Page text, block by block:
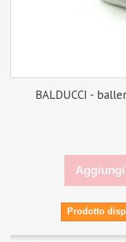
BALDUCCI -
Prodotto